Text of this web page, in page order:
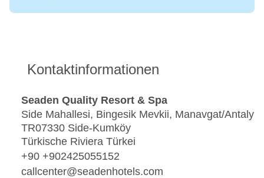
Kontaktinformationen
Seaden Quality Resort & Spa
Side Mahallesi, Bingesik Mevkii, Manavgat/Antaly
TR07330 Side-Kumköy
Türkische Riviera Türkei
+90 +902425055152
callcenter@seadenhotels.com